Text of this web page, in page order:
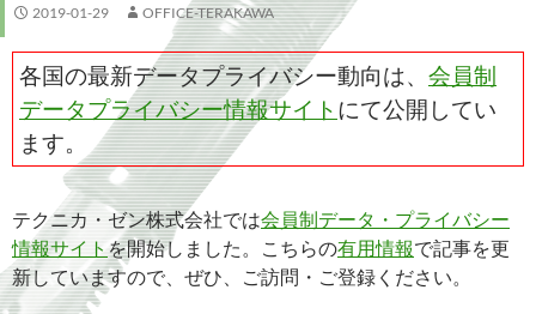
キ
プ
2019-01-29 OFFICE-TERAKAWA
各国の最新データプライバシー動向は、 会員制
データプライバシー情報サイト にて公開してい
ます。
テクニカ・ゼン株式会社では会員制データ・プライバシー
情報サイト を開始しました。こちらの有用情報で記事を更
新していますので、ぜひ、ご訪問・ご登録ください。